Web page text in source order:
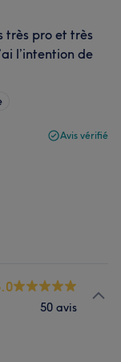
très pro et très
l’intention de
Avis vérifié
50 avis